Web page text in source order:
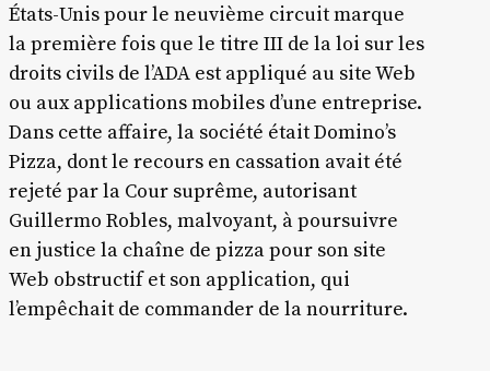
États-Unis pour le neuvième circuit marque
la première fois que le titre III de la loi sur les
droits civils de l’ADA est appliqué au site Web
ou aux applications mobiles d’une entreprise.
Dans cette affaire, la société était Domino’s
Pizza, dont le recours en cassation avait été
rejeté par la Cour suprême, autorisant
Guillermo Robles, malvoyant, à poursuivre
en justice la chaîne de pizza pour son site
Web obstructif et son application, qui
l’empêchait de commander de la nourriture.